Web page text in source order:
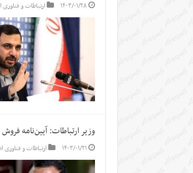
۱۴۰۳/۰۱/۲۸ ارتباطات و
وزیر ارتباطات: آیین‌نامه
۱۴۰۳/۰۱/۲۱ ارتباطات و فناوری